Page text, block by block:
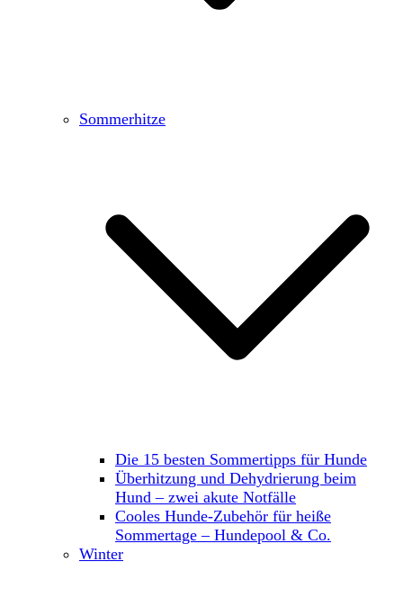
Sommerhitze
Die 15 besten Sommertipps für Hunde
Überhitzung und Dehydrierung beim
Hund – zwei akute Notfälle
Cooles Hunde-Zubehör für heiße
Sommertage – Hundepool & Co.
Winter